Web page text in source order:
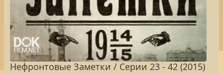
Нефронтовые Заметки / Серии 23 - 42 (2015)